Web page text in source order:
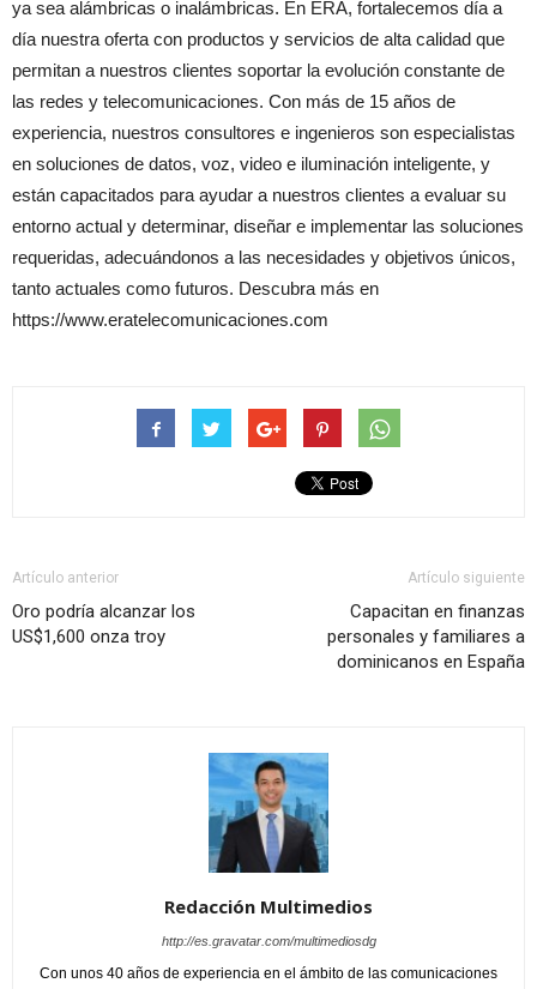
ya sea alámbricas o inalámbricas. En ERA, fortalecemos día a
día nuestra oferta con productos y servicios de alta calidad que
permitan a nuestros clientes soportar la evolución constante de
las redes y telecomunicaciones. Con más de 15 años de
experiencia, nuestros consultores e ingenieros son especialistas
en soluciones de datos, voz, video e iluminación inteligente, y
están capacitados para ayudar a nuestros clientes a evaluar su
entorno actual y determinar, diseñar e implementar las soluciones
requeridas, adecuándonos a las necesidades y objetivos únicos,
tanto actuales como futuros. Descubra más en
https://www.eratelecomunicaciones.com
Artículo anterior
Oro podría alcanzar los
US$1,600 onza troy
Artículo siguiente
Capacitan en finanzas
personales y familiares a
dominicanos en España
Redacción Multimedios
http://es.gravatar.com/multimediosdg
Con unos 40 años de experiencia en el ámbito de las comunicaciones